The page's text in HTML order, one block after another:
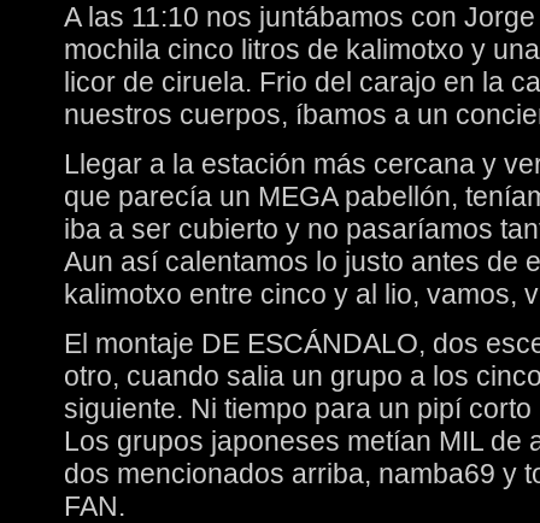
A las 11:10 nos juntábamos con
mochila cinco litros de kalimotxo y
licor de ciruela. Frio del carajo en la
nuestros cuerpos, íbamos a un
Llegar a la estación más cercana y
que parecía un MEGA pabellón,
iba a ser cubierto y no pasaríamos
Aun así calentamos lo justo antes de
kalimotxo entre cinco y al lio, vamos,
El montaje DE ESCÁNDALO, dos
otro, cuando salia un grupo a los
siguiente. Ni tiempo para un pipí corto
Los grupos japoneses metían MIL de
dos mencionados arriba, namba69 y
FAN.